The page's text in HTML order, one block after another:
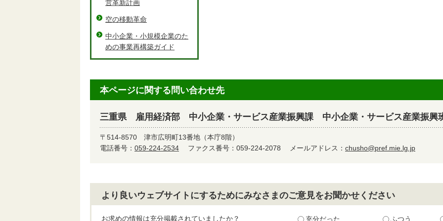
営革新計画
空の移動革命
中小企業・小規模企業のた
めの事業再構築ガイド
本ページに関する問い合わせ先
三重県 雇用経済部 中小企業・サービス産業振興課 中小企業・サービス産業振興
〒514-8570 津市広明町13番地（本庁8階）
電話番号： 059-224-2534 ファクス番号：059-224-2078 メールアドレス： chusho@pref.mie.lg.jp
より良いウェブサイトにするためにみなさまのご意見をお聞かせください
お求めの情報は充分掲載されていましたか？ 充分だった ふつう